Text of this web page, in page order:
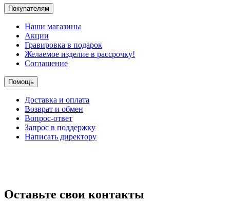
Покупателям
Наши магазины
Акции
Гравировка в подарок
Желаемое изделие в рассрочку!
Соглашение
Помощь
Доставка и оплата
Возврат и обмен
Вопрос-ответ
Запрос в поддержку
Написать директору
Оставьте свои контакты